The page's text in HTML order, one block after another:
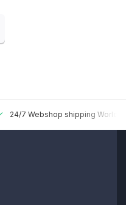
24/7 Webshop shipping